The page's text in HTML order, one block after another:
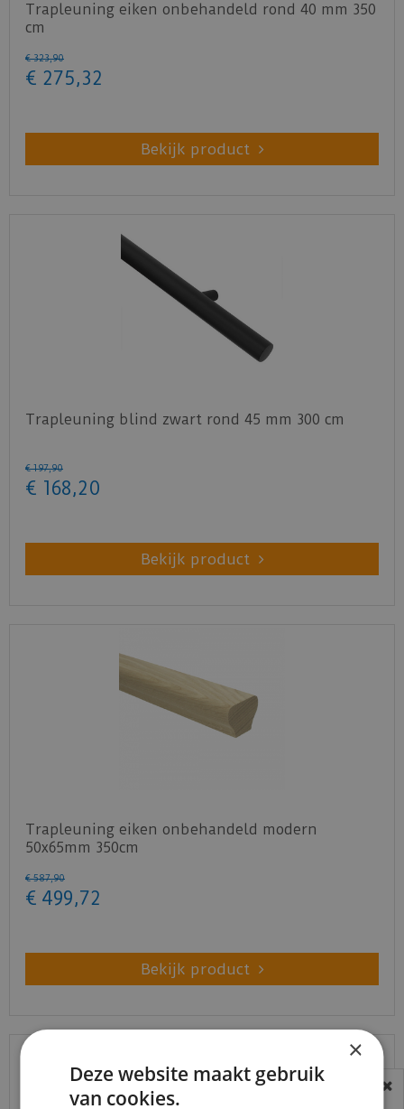
Trapleuning eiken onbehandeld rond 40 mm 350
cm
€ 323,90
€ 275,32
Bekijk product
Trapleuning blind zwart rond 45 mm 300 cm
€ 197,90
€ 168,20
Bekijk product
Trapleuning eiken onbehandeld modern
50x65mm 350cm
€ 587,90
€ 499,72
Bekijk product
BEREIKBAARHEID
×
Deze website maakt gebruik
van cookies.